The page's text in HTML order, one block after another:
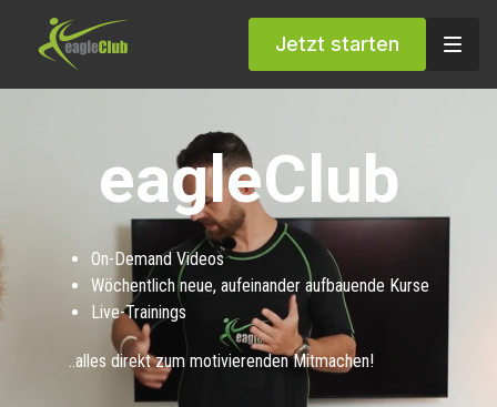
Jetzt starten
eagleClub
On-Demand Videos
Wöchentlich neue, aufeinander aufbauende Kurse
Live-Trainings
..alles direkt zum motivierenden Mitmachen!